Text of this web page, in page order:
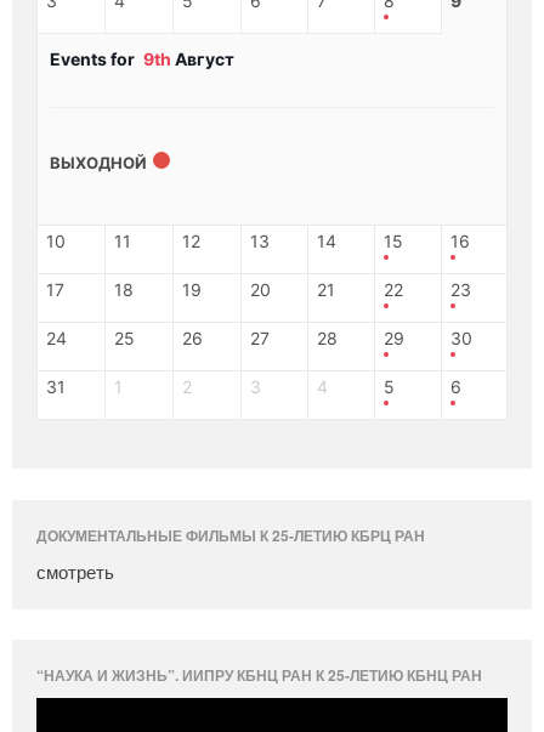
Events for 9th Август
ВЫХОДНОЙ
10 11 12 13 14 15 16
17 18 19 20 21 22 23
24 25 26 27 28 29 30
31 1 2 3 4 5 6
ДОКУМЕНТАЛЬНЫЕ ФИЛЬМЫ К 25-ЛЕТИЮ КБРЦ РАН
смотреть
“НАУКА И ЖИЗНЬ”. ИИПРУ КБНЦ РАН К 25-ЛЕТИЮ КБНЦ РАН